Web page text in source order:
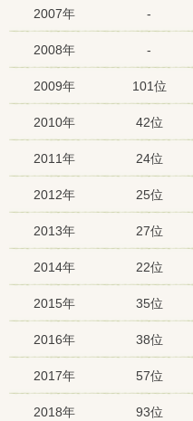
2007年 -
2008年 -
2009年 101位
2010年 42位
2011年 24位
2012年 25位
2013年 27位
2014年 22位
2015年 35位
2016年 38位
2017年 57位
2018年 93位